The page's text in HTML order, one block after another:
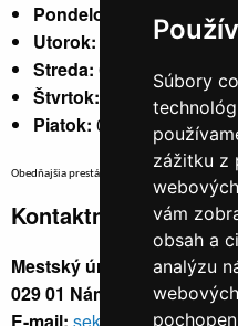
Súbory
zážitku z
vám
obsah a
analýzu
Pondelok:
07:30 - 15:30
Utorok:
nestránkový
Streda: 07:30 - 17:00
Štvrtok:
nestránkový
Piatok: 07:30 - 14:00
Obedňajšia prestávka v trvaní 30 minút v
Kontaktné údaje
Mestský úrad, Cyrila a
029 01 Námestovo
E-mail: